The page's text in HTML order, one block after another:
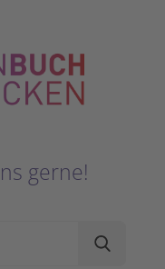
gerne!